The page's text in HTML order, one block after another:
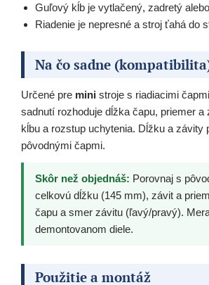
Guľový kĺb je vytlačený, zadretý
Riadenie je nepresné a stroj ťahá do
Na čo sadne
Určené pre mini stroje s riadiacimi
sadnutí rozhoduje dĺžka čapu, priemer a
kĺbu a rozstup uchytenia. Dĺžku a závity
pôvodnými čapmi.
Skôr než objednáš: Porovnaj s
celkovú dĺžku (145 mm), závit a
čapu a smer závitu (ľavý/pravý).
demontovanom diele.
Použitie a montáž